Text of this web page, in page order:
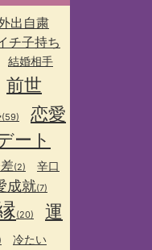
出自粛
チ子持ち
結婚相手
前世
(59)
恋愛
ート
(2) 辛口
成就(7)
(20)
運
冷たい